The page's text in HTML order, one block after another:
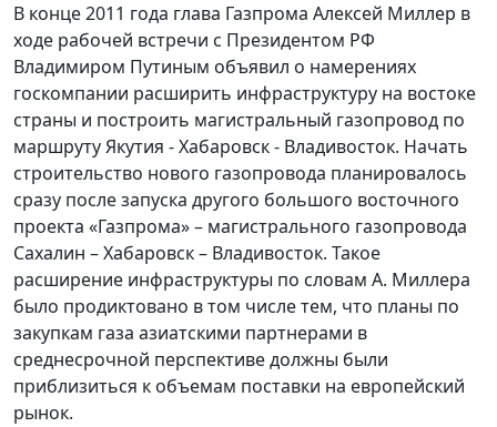
В конце 2011 года глава Газпрома Алексей Миллер в
ходе рабочей встречи с Президентом РФ
Владимиром Путиным объявил о намерениях
госкомпании расширить инфраструктуру на востоке
страны и построить магистральный газопровод по
маршруту Якутия - Хабаровск - Владивосток. Начать
строительство нового газопровода планировалось
сразу после запуска другого большого восточного
проекта «Газпрома» – магистрального газопровода
Сахалин – Хабаровск – Владивосток. Такое
расширение инфраструктуры по словам А. Миллера
было продиктовано в том числе тем, что планы по
закупкам газа азиатскими партнерами в
среднесрочной перспективе должны были
приблизиться к объемам поставки на европейский
рынок.